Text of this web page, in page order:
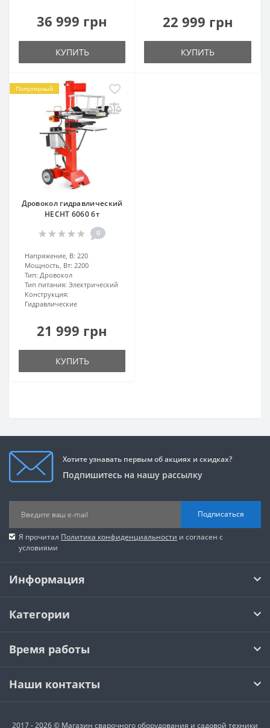
36 999 грн
КУПИТЬ
22 999 грн
КУПИТЬ
Популярный
Дровокол гидравлический
HECHT 6060 6т
0
Напряжение, В: 220
Мощность, Вт: 2200
Тип: Дровокол
Тип питания: Электрический
Конструкция:
Гидравлические
21 999 грн
КУПИТЬ
Хотите узнавать первым об акциях и скидках?
Подпишитесь на нашу рассылку
Подписаться
Я прочитал Политика конфиденциальности и согласен с
условиями
Информация
Категории
Время работы
Наши контакты
2017 - 2026 © Магазин сварочного оборудования и садовой техники